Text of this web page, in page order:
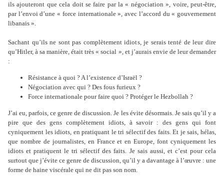
ils ajouteront que cela doit se faire par la « négociation », voire, peut-être,
par l’envoi d’une « force internationale », avec l’accord du « gouvernement
libanais ».
Sachant qu’ils ne sont pas complètement idiots, je serais tenté de leur dire
qu’Hitler, à sa manière, était très « social », et j’aurais envie de leur demander
:
Résistance à quoi ? A l’existence d’Israël ?
Négociation avec qui ? Des fous furieux ?
Force internationale pour faire quoi ? Protéger le Hezbollah ?
J’ai eu, parfois, ce genre de discussion. Je les évite désormais. Je sais qu’il y a
pire que des gens complètement idiots, à savoir : des gens qui font
cyniquement les idiots, en pratiquant le tri sélectif des faits. Et je sais, hélas,
que nombre de journalistes, en France et en Europe, font cyniquement les
idiots et pratiquent le tri sélectif des faits. Je sais aussi, et c’est pour cela
surtout que j’évite ce genre de discussion, qu’il y a davantage à l’œuvre : une
forme de haine viscérale qui ne dit pas son nom.